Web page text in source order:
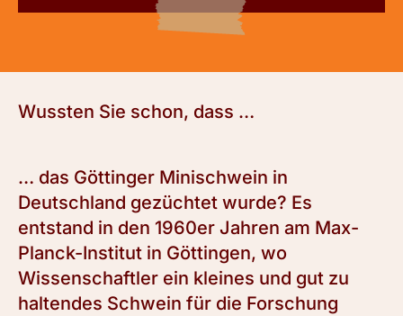
Wussten Sie schon, dass …
… das Göttinger Minischwein in
Deutschland gezüchtet wurde? Es
entstand in den 1960er Jahren am Max-
Planck-Institut in Göttingen, wo
Wissenschaftler ein kleines und gut zu
haltendes Schwein für die Forschung